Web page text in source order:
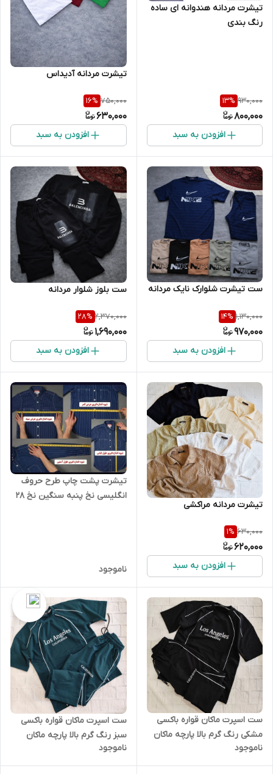
تیشرت مردانه هندوانه ای ساده
رنگ بندی
930,000
13%
800,000
افزودن به سبد
تیشرت مردانه آدیداس
750,000
16%
630,000
افزودن به سبد
ست تیشرت شلوارک نایک مردانه
1,130,000
14%
970,000
افزودن به سبد
ست بلوز شلوار مردانه
2,370,000
28%
1,690,000
افزودن به سبد
تیشرت مردانه مراکشی
630,000
1%
620,000
افزودن به سبد
تیشرت پشت چاپ طرح حروف
انگلیسی نخ پنبه سنگین نخ 28
ناموجود
ست اسپرت ماکان قواره باکسی
مشکی رنگ گرم بالا پارچه ماکان
ناموجود
ست اسپرت ماکان قواره باکسی
سبز رنگ گرم بالا پارچه ماکان
ناموجود